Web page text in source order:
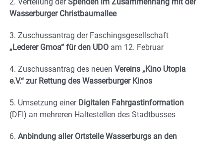
Wasserburger Christbaumallee
3. Zuschussantrag der Faschingsgesellschaft
„Lederer Gmoa“ für den UDO am 12. Februar
4. Zuschussantrag des neuen Vereins „Kino Utopia
e.V.“ zur Rettung des Wasserburger Kinos
5. Umsetzung einer Digitalen Fahrgastinformation
(DFI) an mehreren Haltestellen des Stadtbusses
6. Anbindung aller Ortsteile Wasserburgs an den